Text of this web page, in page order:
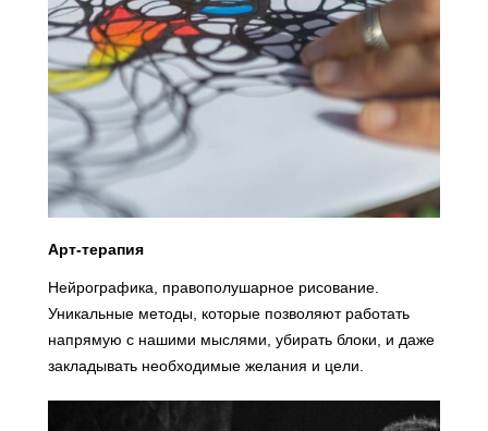
Арт-терапия
Нейрографика, правополушарное рисование.
Уникальные методы, которые позволяют работать
напрямую с нашими мыслями, убирать блоки, и даже
закладывать необходимые желания и цели.